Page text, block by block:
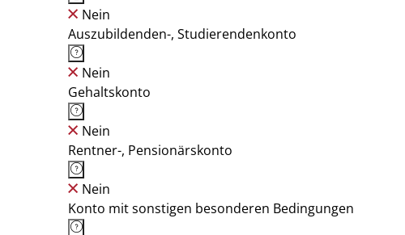
Nein
Auszubildenden-, Studierendenkonto
Nein
Gehaltskonto
Nein
Rentner-, Pensionärskonto
Nein
Konto mit sonstigen besonderen Bedingungen